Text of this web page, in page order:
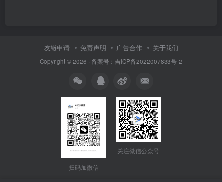
友链申请 免责声明 广告合作 关于我们
Copyright © 2026 · 备案号：吉ICP备2022007833号-2
扫码加微信
关注微信公众号